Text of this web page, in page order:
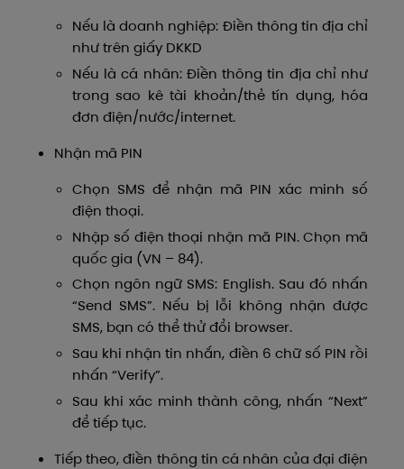
Nếu là doanh nghiệp: Điền thông tin địa chỉ
như trên giấy DKKD
Nếu là cá nhân: Điền thông tin địa chỉ như
trong sao kê tài khoản/thẻ tín dụng, hóa
đơn điện/nước/internet.
Nhận mã PIN
Chọn SMS để nhận mã PIN xác minh số
điện thoại.
Nhập số điện thoại nhận mã PIN. Chọn mã
quốc gia (VN – 84).
Chọn ngôn ngữ SMS: English. Sau đó nhấn
“Send SMS”. Nếu bị lỗi không nhận được
SMS, bạn có thể thử đổi browser.
Sau khi nhận tin nhắn, điền 6 chữ số PIN rồi
nhấn “Verify”.
Sau khi xác minh thành công, nhấn “Next”
để tiếp tục.
Tiếp theo, điền thông tin cá nhân của đại điện